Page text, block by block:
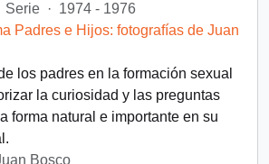
Serie · 1974 - 1976
Padres e Hijos: fotografías de Juan
los padres en la formación sexual
la curiosidad y las preguntas
forma natural e importante en su
Bosco